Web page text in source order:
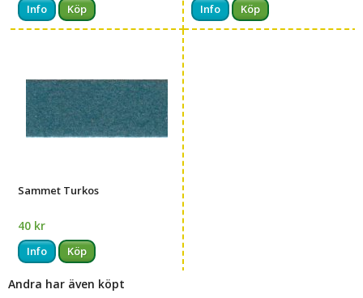
Info Köp Info Köp
Sammet Turkos
40 kr
Info Köp
Andra har även köpt